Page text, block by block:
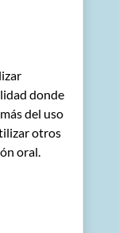
donde
del uso
otros
oral.